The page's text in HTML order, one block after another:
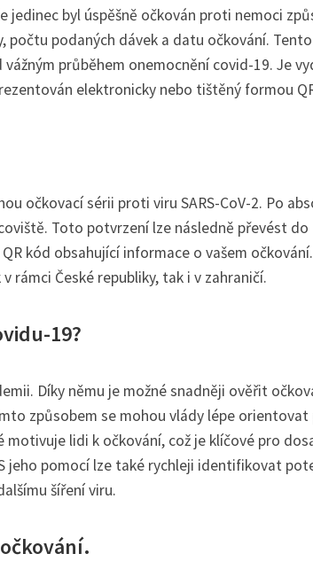
byl úspěšně očkován proti nemoci
počtu podaných dávek a datu očkování. Tento
průběhem onemocnění covid-19. Je
elektronicky nebo tištěný formou
očkovací sérii proti viru SARS-CoV-2. Po
Toto potvrzení lze následně převést do
kód obsahující informace o vašem
rámci České republiky, tak i v zahraničí.
19?
Díky němu je možné snadněji ověřit
způsobem se mohou vlády lépe orientovat
lidi k očkování, což je klíčové pro
jeho pomocí lze také rychleji identifikovat
šíření viru.